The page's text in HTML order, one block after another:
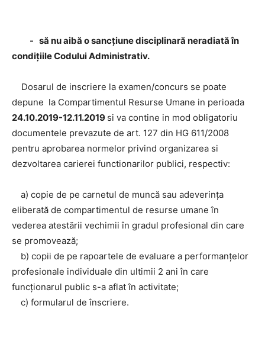
- să nu aibă o sancţiune disciplinară neradiată în
condiţiile Codului Administrativ.
Dosarul de inscriere la examen/concurs se poate
depune la Compartimentul Resurse Umane in perioada
24.10.2019-12.11.2019 si va contine in mod obligatoriu
documentele prevazute de art. 127 din HG 611/2008
pentru aprobarea normelor privind organizarea si
dezvoltarea carierei functionarilor publici, respectiv:
a) copie de pe carnetul de muncă sau adeverinţa
eliberată de compartimentul de resurse umane în
vederea atestării vechimii în gradul profesional din care
se promovează;
b) copii de pe rapoartele de evaluare a performanţelor
profesionale individuale din ultimii 2 ani în care
funcţionarul public s-a aflat în activitate;
c) formularul de înscriere.